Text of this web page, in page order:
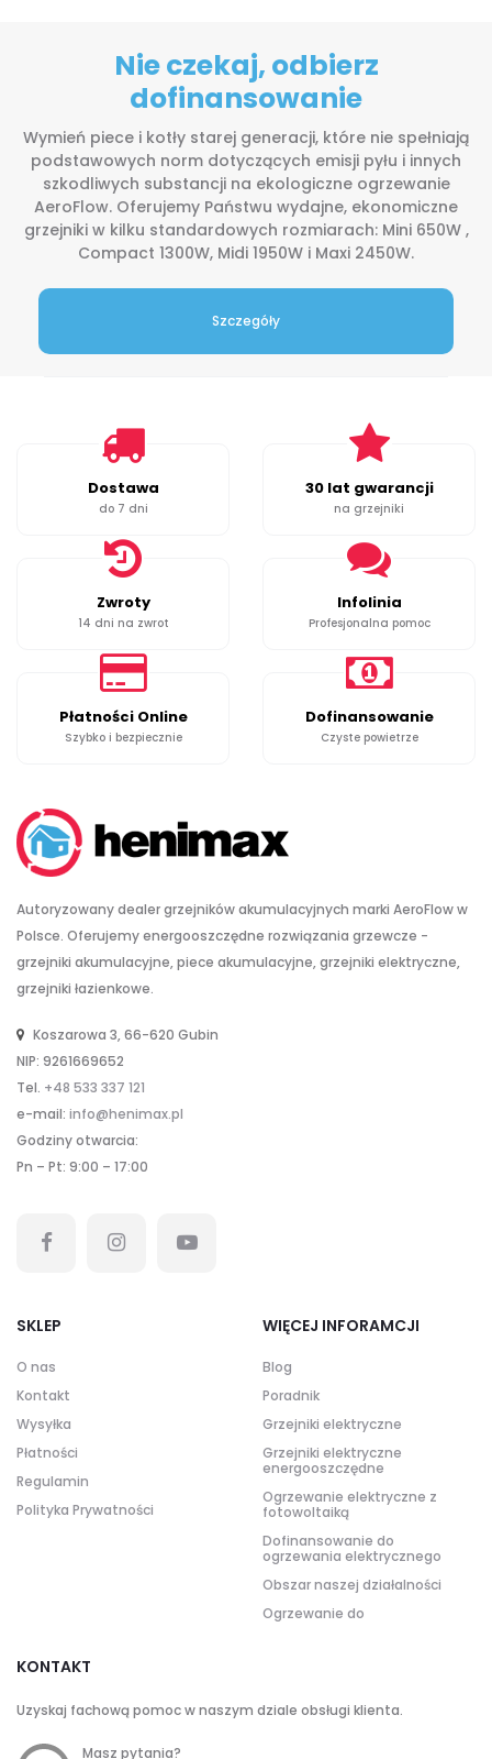
Nie czekaj, odbierz
dofinansowanie
Wymień piece i kotły starej generacji, które nie spełniają
podstawowych norm dotyczących emisji pyłu i innych
szkodliwych substancji na ekologiczne ogrzewanie
AeroFlow. Oferujemy Państwu wydajne, ekonomiczne
grzejniki w kilku standardowych rozmiarach: Mini 650W ,
Compact 1300W, Midi 1950W i Maxi 2450W.
Szczegóły
Dostawa
do 7 dni
30 lat gwarancji
na grzejniki
Zwroty
14 dni na zwrot
Infolinia
Profesjonalna pomoc
Płatności Online
Szybko i bezpiecznie
Dofinansowanie
Czyste powietrze
Autoryzowany dealer grzejników akumulacyjnych marki AeroFlow w
Polsce. Oferujemy energooszczędne rozwiązania grzewcze -
grzejniki akumulacyjne, piece akumulacyjne, grzejniki elektryczne,
grzejniki łazienkowe.
Koszarowa 3, 66-620 Gubin
NIP: 9261669652
Tel. +48 533 337 121
e-mail: info@henimax.pl
Godziny otwarcia:
Pn – Pt: 9:00 – 17:00
SKLEP
O nas
Kontakt
Wysyłka
Płatności
Regulamin
Polityka Prywatności
WIĘCEJ INFORAMCJI
Blog
Poradnik
Grzejniki elektryczne
Grzejniki elektryczne
energooszczędne
Ogrzewanie elektryczne z
fotowoltaiką
Dofinansowanie do
ogrzewania elektrycznego
Obszar naszej działalności
Ogrzewanie do
KONTAKT
Uzyskaj fachową pomoc w naszym dziale obsługi klienta.
Masz pytania?